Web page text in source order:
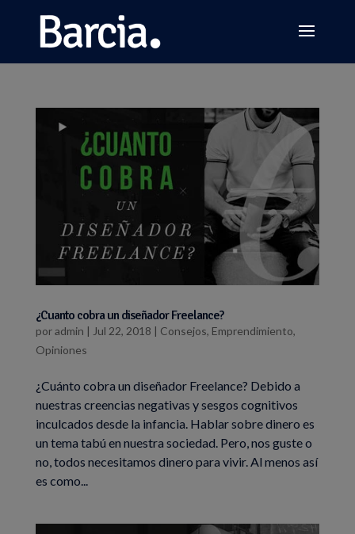
¿Cuanto cobra un diseñador Freelance?
poradmin | Jul 22, 2018 | Consejos, Emprendimiento,
Opiniones
¿Cuánto cobra un diseñador Freelance? Debido a
nuestras creencias negativas y sesgos cognitivos
inculcados desde la infancia. Hablar sobre dinero es
un tema tabú en nuestra sociedad. Pero, nos guste o
no, todos necesitamos dinero para vivir. Al menos así
es como...